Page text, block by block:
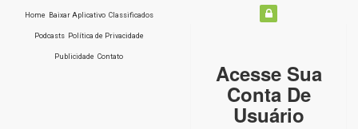
Home Baixar Aplicativo Classificados
Podcasts Política de Privacidade
Publicidade Contato
Acesse Sua
Conta De
Usuário